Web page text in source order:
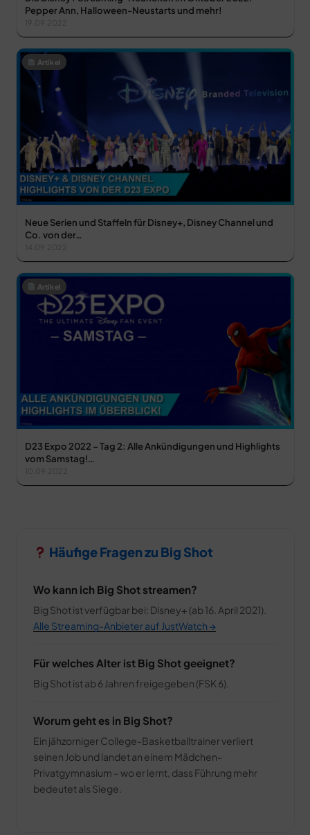
Pepper Ann, Halloween-Neustarts und mehr!
19.09.2022
Artikel
Neue Serien und Staffeln für Disney+, Disney Channel und
Co. von der…
14.09.2022
Artikel
D23 Expo 2022 – Tag 2: Alle Ankündigungen und Highlights
vom Samstag!…
10.09.2022
Häufige Fragen zu Big Shot
Wo kann ich Big Shot streamen?
Big Shot ist verfügbar bei: Disney+ (ab 16. April 2021).
Alle Streaming-Anbieter auf JustWatch →
Für welches Alter ist Big Shot geeignet?
Big Shot ist ab 6 Jahren freigegeben (FSK 6).
Worum geht es in Big Shot?
Ein jähzorniger College-Basketballtrainer verliert
seinen Job und landet an einem Mädchen-
Privatgymnasium – wo er lernt, dass Führung mehr
bedeutet als Siege.